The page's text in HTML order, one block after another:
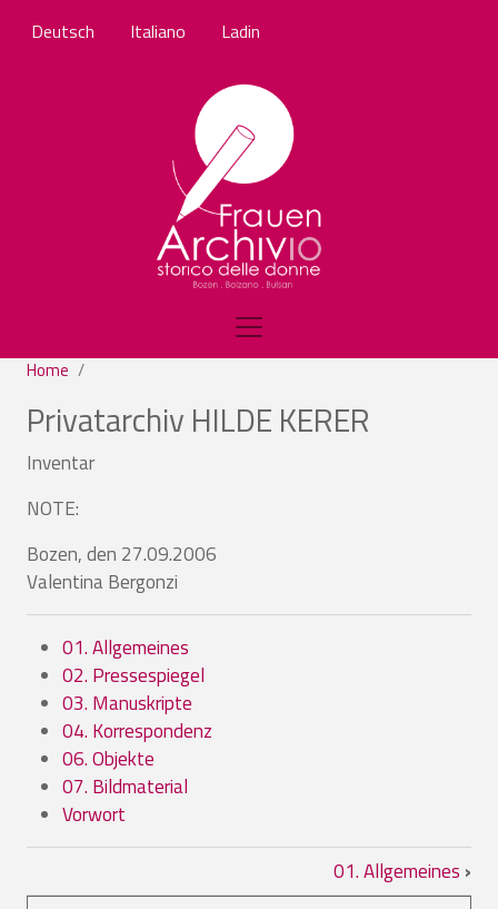
Deutsch Italiano Ladin
Home
Privatarchiv HILDE KERER
Inventar
NOTE:
Bozen, den 27.09.2006
Valentina Bergonzi
01. Allgemeines
02. Pressespiegel
03. Manuskripte
04. Korrespondenz
06. Objekte
07. Bildmaterial
Vorwort
Link di attraversamento del book per
01. Allgemeines ›